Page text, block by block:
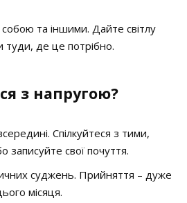
собою та іншими. Дайте світлу
туди, де це потрібно.
з напругою?
Спілкуйтеся з тими,
записуйте свої почуття.
суджень. Прийняття – дуже
місяця.